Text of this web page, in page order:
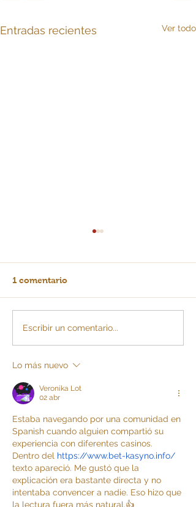
Entradas recientes Ver todo
La IA: ¿escalera o
1 comentario
Escribir un comentario...
Lo más nuevo
Veronika Lot
02 abr
Estaba navegando por una comunidad en
Spanish cuando alguien compartió su
experiencia con diferentes casinos.
Dentro del https://www.bet-kasyno.info/
texto apareció. Me gustó que la
explicación era bastante directa y no
intentaba convencer a nadie. Eso hizo que
la lectura fuera más natural.👍